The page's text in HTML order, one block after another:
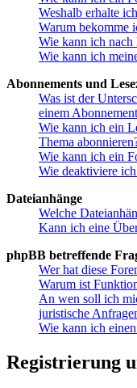
Weshalb erhalte
Warum bekomme
Wie kann ich
Wie kann ich
Abonnements und
Was ist der
einem
Wie kann ich ein
Thema
Wie kann ich ein
Wie deaktiviere
Dateianhänge
Welche
Kann ich eine
phpBB betreffende
Wer hat diese
Warum ist
An wen soll ich
juristische
Wie kann ich
Registrierung